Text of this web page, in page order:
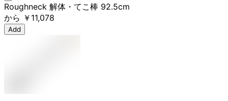
Roughneck 解体・てこ棒 92.5cm
から ￥11,078
Add